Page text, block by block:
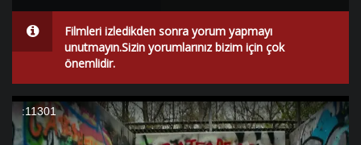
Filmleri izledikden sonra yorum yapmayı
unutmayın.Sizin yorumlarınız bizim için çok
önemlidir.